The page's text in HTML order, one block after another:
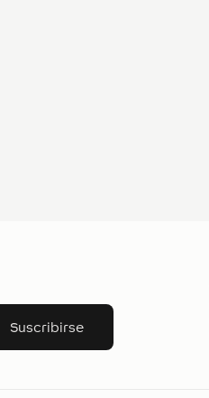
Suscribirse